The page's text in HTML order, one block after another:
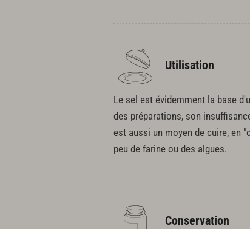
Utilisation
Le sel est évidemment la base
des préparations, son
est aussi un moyen de cuire, en
peu de farine ou des algues.
Conservation